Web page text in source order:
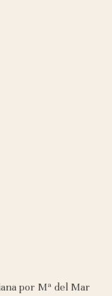
por Mª del Mar